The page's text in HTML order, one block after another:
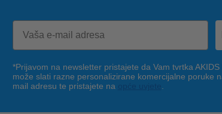
*Prijavom na newsletter pristajete da Vam tvrtka AKIDS
može slati razne personalizirane komercijalne poruke
mail adresu te pristajete na